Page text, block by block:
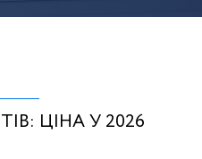
ЦІНА У 2026